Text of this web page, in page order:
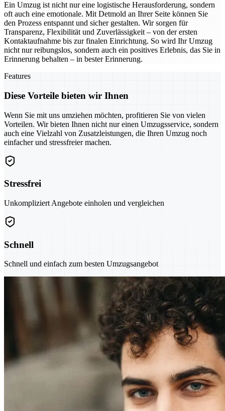
Ein Umzug ist nicht nur eine logistische Herausforderung, sondern
oft auch eine emotionale. Mit Detmold an Ihrer Seite können Sie
den Prozess entspannt und sicher gestalten. Wir sorgen für
Transparenz, Flexibilität und Zuverlässigkeit – von der ersten
Kontaktaufnahme bis zur finalen Einrichtung. So wird Ihr Umzug
nicht nur reibungslos, sondern auch ein positives Erlebnis, das Sie in
Erinnerung behalten – in bester Erinnerung.
Features
Diese Vorteile bieten wir Ihnen
Wenn Sie mit uns umziehen möchten, profitieren Sie von vielen
Vorteilen. Wir bieten Ihnen nicht nur einen Umzugsservice, sondern
auch eine Vielzahl von Zusatzleistungen, die Ihren Umzug noch
einfacher und stressfreier machen.
Stressfrei
Unkompliziert Angebote einholen und vergleichen
Schnell
Schnell und einfach zum besten Umzugsangebot